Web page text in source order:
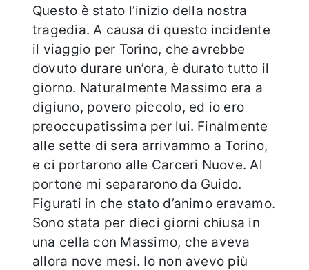
Questo è stato l’inizio della nostra
tragedia. A causa di questo incidente
il viaggio per Torino, che avrebbe
dovuto durare un’ora, è durato tutto il
giorno. Naturalmente Massimo era a
digiuno, povero piccolo, ed io ero
preoccupatissima per lui. Finalmente
alle sette di sera arrivammo a Torino,
e ci portarono alle Carceri Nuove. Al
portone mi separarono da Guido.
Figurati in che stato d’animo eravamo.
Sono stata per dieci giorni chiusa in
una cella con Massimo, che aveva
allora nove mesi. Io non avevo più